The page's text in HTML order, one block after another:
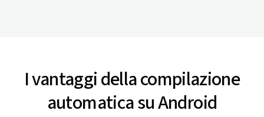
I vantaggi della compilazione
automatica su Android